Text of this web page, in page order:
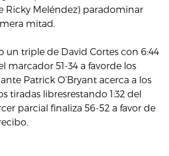
Ricky Meléndez) paradominar
mitad.
un triple de David Cortes con 6:44
marcador 51-34 a favorde los
Patrick O’Bryant acerca a los
tiradas libresrestando 1:32 del
parcial finaliza 56-52 a favor de